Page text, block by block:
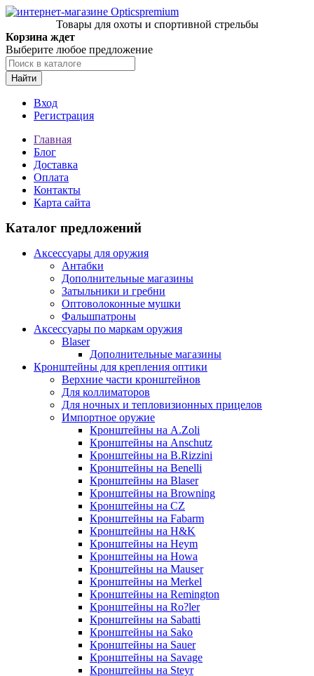
Товары для охоты и спортивной стрельбы
Корзина ждет
Выберите любое предложение
Найти
Вход
Регистрация
Главная
Блог
Доставка
Оплата
Контакты
Карта сайта
Каталог предложений
Аксессуары для оружия
Антабки
Дополнительные магазины
Затыльники и гребни
Оптоволоконные мушки
Фальшпатроны
Аксессуары по маркам оружия
Blaser
Дополнительные магазины
Кронштейны для крепления оптики
Верхние части кронштейнов
Для коллиматоров
Для ночных и тепловизионных прицелов
Импортное оружие
Кронштейны на A.Zoli
Кронштейны на Anschutz
Кронштейны на B.Rizzini
Кронштейны на Benelli
Кронштейны на Blaser
Кронштейны на Browning
Кронштейны на CZ
Кронштейны на Fabarm
Кронштейны на H&K
Кронштейны на Heym
Кронштейны на Howa
Кронштейны на Mauser
Кронштейны на Merkel
Кронштейны на Remington
Кронштейны на Ro?ler
Кронштейны на Sabatti
Кронштейны на Sako
Кронштейны на Sauer
Кронштейны на Savage
Кронштейны на Steyr